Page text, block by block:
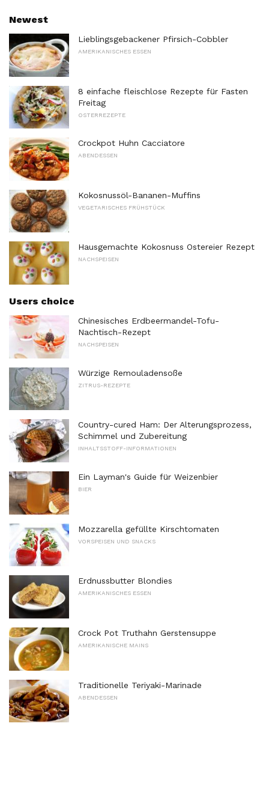
Newest
Lieblingsgebackener Pfirsich-Cobbler
AMERIKANISCHES ESSEN
8 einfache fleischlose Rezepte für Fasten
Freitag
OSTERREZEPTE
Crockpot Huhn Cacciatore
ABENDESSEN
Kokosnussöl-Bananen-Muffins
VEGETARISCHES FRÜHSTÜCK
Hausgemachte Kokosnuss Ostereier Rezept
NACHSPEISEN
Users choice
Chinesisches Erdbeermandel-Tofu-
Nachtisch-Rezept
NACHSPEISEN
Würzige Remouladensoße
ZITRUS-REZEPTE
Country-cured Ham: Der Alterungsprozess,
Schimmel und Zubereitung
INHALTSSTOFF-INFORMATIONEN
Ein Layman's Guide für Weizenbier
BIER
Mozzarella gefüllte Kirschtomaten
VORSPEISEN UND SNACKS
Erdnussbutter Blondies
AMERIKANISCHES ESSEN
Crock Pot Truthahn Gerstensuppe
AMERIKANISCHE MAINS
Traditionelle Teriyaki-Marinade
ABENDESSEN